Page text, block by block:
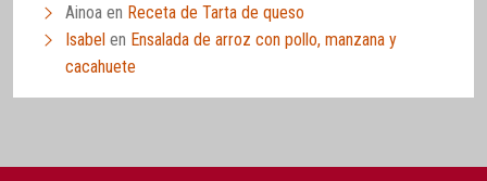
Ainoa en Receta de Tarta de queso
Isabel en Ensalada de arroz con pollo, manzana y
cacahuete